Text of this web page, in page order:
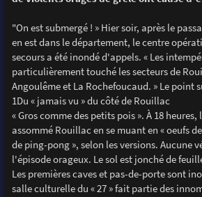
"On est submergé ! » Hier soir, après le
en est dans le département, le centre
secours a été inondé d'appels. « Les
particulièrement touché les secteurs de
Angoulême et La Rochefoucaud. » Le point
1Du « jamais vu » du côté de Rouillac
« Gros comme des petits pois ». À 18
assommé Rouillac en se muant en « oeufs
de ping-pong », selon les versions. Aucune
l'épisode orageux. Le sol est jonché de
Les premières caves et pas-de-porte sont
salle culturelle du « 27 » fait partie des